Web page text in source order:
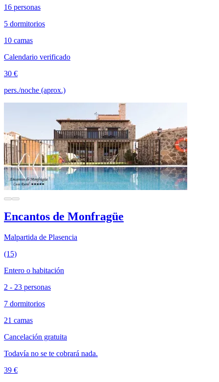
16 personas
5 dormitorios
10 camas
Calendario verificado
30 €
pers./noche (aprox.)
Encantos de Monfragüe
Malpartida de Plasencia
(15)
Entero o habitación
2 - 23 personas
7 dormitorios
21 camas
Cancelación gratuita
Todavía no se te cobrará nada.
39 €